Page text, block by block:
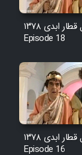
سریال قطار ابدی ۱۳۷۸ -
Episode 18
سریال قطار ابدی ۱۳۷۸ -
Episode 16